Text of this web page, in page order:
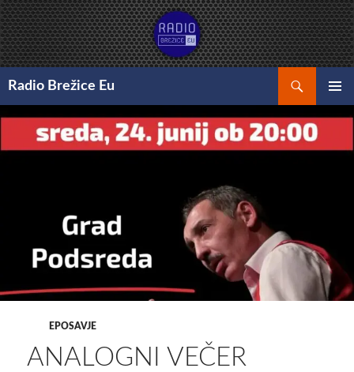
Preskoči
na
vsebino
Radio Brežice Eu
EPOSAVJE
ANALOGNI VEČER